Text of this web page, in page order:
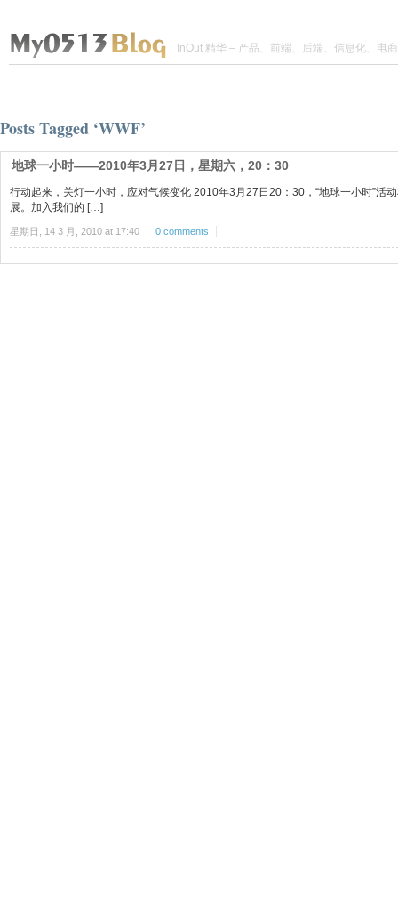
InOut 精华 – 产品、前端、后端、信息化、电商
Posts Tagged ‘WWF’
地球一小时——2010年3月27日，星期六，20：30
行动起来，关灯一小时，应对气候变化 2010年3月27日20：30，“地球一小时”活
展。加入我们的 […]
星期日, 14 3 月, 2010 at 17:40 0 comments